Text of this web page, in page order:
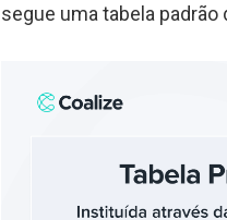
segue uma tabela